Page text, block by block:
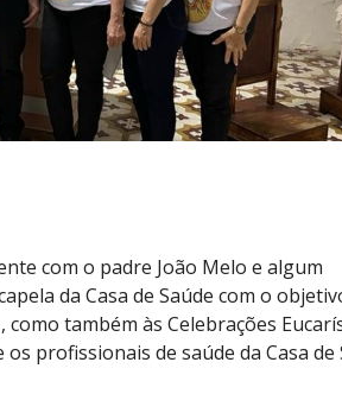
com o padre João Melo e algum
da Casa de Saúde com o
também às Celebrações
profissionais de saúde da Casa de